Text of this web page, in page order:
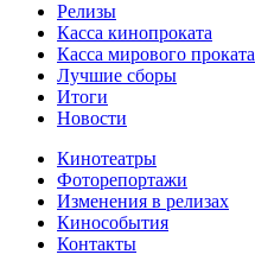
Релизы
Касса кинопроката
Касса мирового проката
Лучшие сборы
Итоги
Новости
Кинотеатры
Фоторепортажи
Изменения в релизах
Кинособытия
Контакты